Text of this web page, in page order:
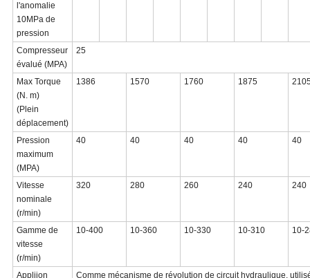
l'anomalie
10MPa de
pression
Compresseur
évalué (MPA)
25
Max Torque
(N. m)
(Plein
déplacement)
1386 1570 1760 1875
Pression
maximum
(MPA)
40 40 40 40 40
Vitesse
nominale
(r/min)
320 280 260 240 240
Gamme de
vitesse
(r/min)
10-400 10-360 10-330 10-310 10-
Appliion Comme mécanisme de révolution de circuit hydraulique,